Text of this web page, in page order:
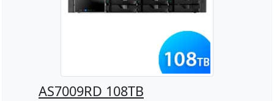
AS7009RD 108TB